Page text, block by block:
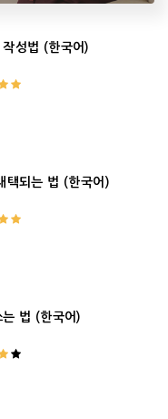
성법 (한국어)
택되는 법 (한국어)
법 (한국어)